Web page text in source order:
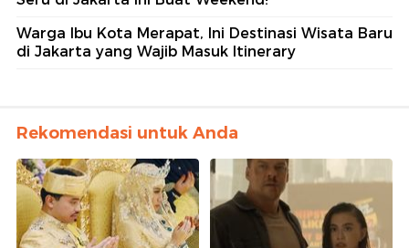
Warga Ibu Kota Merapat, Ini Destinasi Wisata Baru
di Jakarta yang Wajib Masuk Itinerary
Rekomendasi untuk Anda